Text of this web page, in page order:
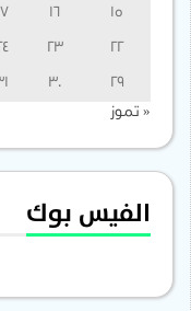
15
16
17
22
23
24
29
30
31
« تموز
الفيس بوك